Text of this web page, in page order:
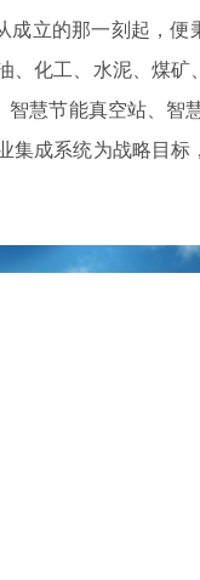
成立的那一刻起，
、化工、水泥、煤矿
智慧节能真空站、智
集成系统为战略目标